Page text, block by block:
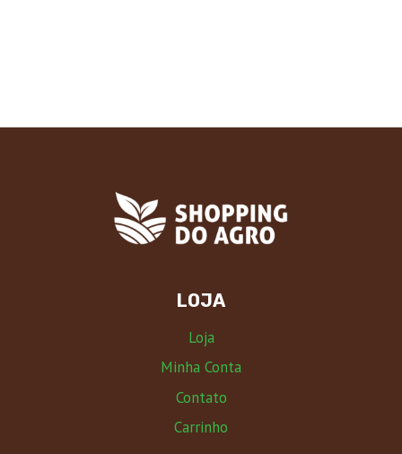
LOJA
Loja
Minha Conta
Contato
Carrinho